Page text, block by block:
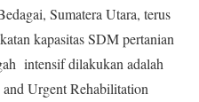
Sumatera Utara, terus
kapasitas SDM pertanian
intensif dilakukan adalah
Urgent Rehabilitation